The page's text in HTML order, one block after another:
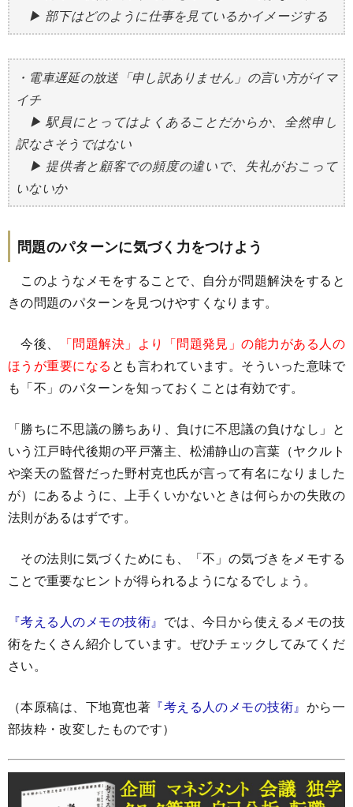
▶ 部下はどのように仕事を見ているかイメージする
・電車遅延の放送「申し訳ありません」の言い方がイマ
イチ
▶ 駅員にとってはよくあることだからか、全然申し
訳なさそうではない
▶ 提供者と顧客での頻度の違いで、失礼がおこって
いないか
問題のパターンに気づく力をつけよう
このようなメモをすることで、自分が問題解決をすると
きの問題のパターンを見つけやすくなります。
今後、
「問題解決」より「問題発見」の能力がある人の
ほうが重要になる とも言われています。そういった意味で
も「不」のパターンを知っておくことは有効です。
「勝ちに不思議の勝ちあり、負けに不思議の負けなし」と
いう江戸時代後期の平戸藩主、松浦静山の言葉（ヤクルト
や楽天の監督だった野村克也氏が言って有名になりました
が）にあるように、上手くいかないときは何らかの失敗の
法則があるはずです。
その法則に気づくためにも、「不」の気づきをメモする
ことで重要なヒントが得られるようになるでしょう。
『考える人のメモの技術』 では、今日から使えるメモの技
術をたくさん紹介しています。ぜひチェックしてみてくだ
さい。
（本原稿は、下地寛也著 『考える人のメモの技術』 から一
部抜粋・改変したものです）